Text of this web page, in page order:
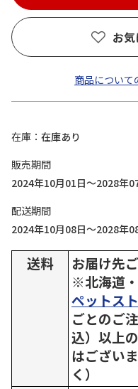
お
商品について
在庫
在庫あり
販売期間
2024年10月01日～2028年
配送期間
2024年10月08日～2028年
送料
お届け先
※北海道・
ペットス
ごとのご
込）以上
はござい
く）